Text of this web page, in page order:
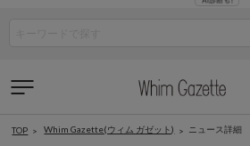
TOP Whim Gazette(ウィム ガゼット) ニュース詳細